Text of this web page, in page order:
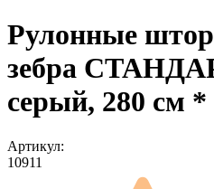
Рулонные
зебра
серый, 280 см *
Артикул:
10911